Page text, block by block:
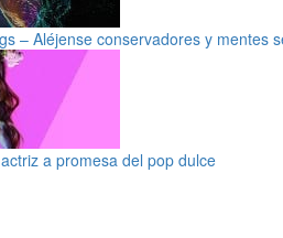
– Aléjense conservadores y mentes
a promesa del pop dulce